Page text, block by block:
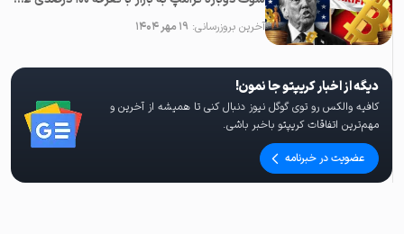
آخرین بروزرسانی:۱۹ مهر ۱۴۰۴
دیگه از اخبار کریپتو جا نمون!
کافیه والکس رو توی گوگل نیوز دنبال کنی تا همیشه از آخرین و
مهم‌ترین اتفاقات کریپتو باخبر باشی.
عضویت در خبرنامه